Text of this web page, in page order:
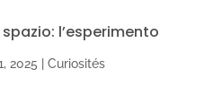
l’esperimento
2025
Curiosités